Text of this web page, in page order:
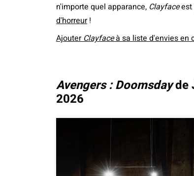
n'importe quel apparance, Clayfaceest
d'horreur!
AjouterClayfaceà sa liste d'envies en
Avengers : Doomsdayde
2026